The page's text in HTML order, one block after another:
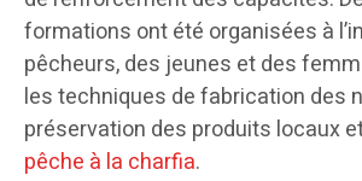
formations ont été organisées à
pêcheurs, des jeunes et des
les techniques de fabrication des
préservation des produits locaux
pêche à la charfia.